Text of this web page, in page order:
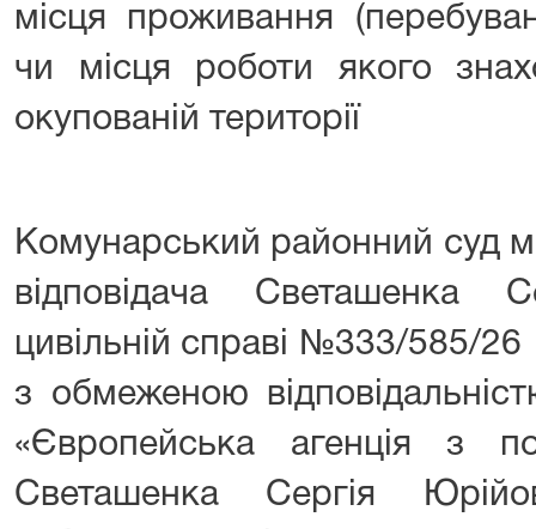
місця проживання
чи місця роботи якого
окупованій території
Комунарський районний суд
відповідача Светашенка
цивільній справі №333/585/26
з обмеженою
«Європейська агенція з
Светашенка Сергія